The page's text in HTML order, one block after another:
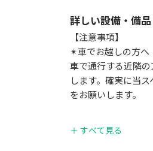
詳しい設備・備品
【注意事項】
✴︎車でお越しの方へ
車で通行する近隣
します。確実に当
をお願いします。
基本的には過度な
＋ すべて見る